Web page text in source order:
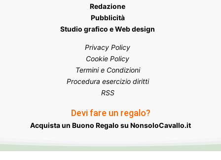
Redazione
Pubblicità
Studio grafico e Web design
Privacy Policy
Cookie Policy
Termini e Condizioni
Procedura esercizio diritti
RSS
Devi fare un regalo?
Acquista un Buono Regalo su NonsoloCavallo.it